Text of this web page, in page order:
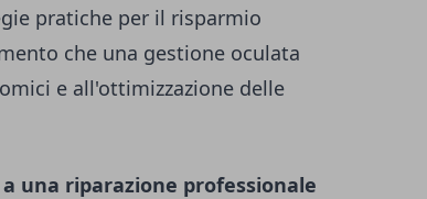
pratiche per il risparmio
che una gestione oculata
e all'ottimizzazione delle
una riparazione professionale